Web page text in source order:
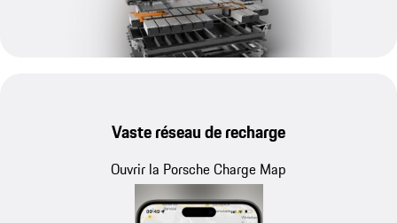
Vaste réseau de recharge
Ouvrir la Porsche Charge Map